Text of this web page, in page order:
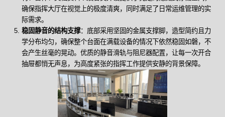
确保指挥大厅在视觉上的极度清爽，同时满足了日常运维管理的实
际需求。
稳固静音的结构支撑：底部采用坚固的金属支撑脚，造型简约且力
学分布均匀，确保整个台面在满载设备的情况下依然稳固如磐，不
会产生丝毫的晃动。优质的静音滑轨与阻尼器配置，让每一次开合
抽屉都悄无声息，为高度紧张的指挥工作提供安静的背景保障。